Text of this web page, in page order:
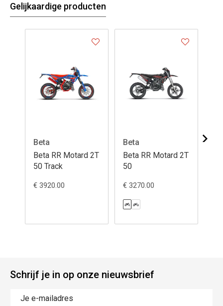
Gelijkaardige producten
Beta
Beta RR Motard 2T
50 Track
€ 3920.00
Beta
Beta RR Motard 2T
50
€ 3270.00
Schrijf je in op onze nieuwsbrief